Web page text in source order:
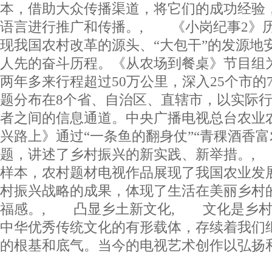
本，借助大众传播渠道，将它们的成功经验
语言进行推广和传播。, 《小岗纪事2》
现我国农村改革的源头、“大包干”的发源地
人先的奋斗历程。《从农场到餐桌》节目组
两年多来行程超过50万公里，深入25个市
题分布在8个省、自治区、直辖市，以实际
者之间的信息通道。中央广播电视总台农业
兴路上》通过“一条鱼的翻身仗”“青稞酒香
题，讲述了乡村振兴的新实践、新举措
样本，农村题材电视作品展现了我国农业发
村振兴战略的成果，体现了生活在美丽乡村
福感。, 凸显乡土新文化, 文化是乡村
中华优秀传统文化的有形载体，存续着我们
的根基和底气。当今的电视艺术创作以弘扬